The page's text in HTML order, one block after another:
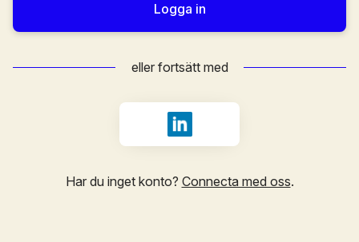
Logga in
eller fortsätt med
Logga in med LinkedIn
Har du inget konto? Connecta med oss.